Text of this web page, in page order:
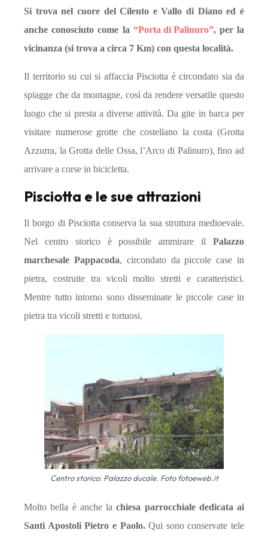
Si trova nel cuore del Cilento e Vallo di Diano ed è
anche conosciuto come la “Porta di Palinuro”, per la
vicinanza (si trova a circa 7 Km) con questa località.
Il territorio su cui si affaccia Pisciotta è circondato sia da
spiagge che da montagne, così da rendere versatile questo
luogo che si presta a diverse attività. Da gite in barca per
visitare numerose grotte che costellano la costa (Grotta
Azzurra, la Grotta delle Ossa, l’Arco di Palinuro), fino ad
arrivare a corse in bicicletta.
Pisciotta e le sue attrazioni
Il borgo di Pisciotta conserva la sua struttura medioevale.
Nel centro storico è possibile ammirare il Palazzo
marchesale Pappacoda, circondato da piccole case in
pietra, costruite tra vicoli molto stretti e caratteristici.
Mentre tutto intorno sono disseminate le piccole case in
pietra tra vicoli stretti e tortuosi.
Centro storico: Palazzo ducale. Foto fotoeweb.it
Molto bella è anche lachiesa parrocchiale dedicata ai
Santi Apostoli Pietro e Paolo.Qui sono conservate tele